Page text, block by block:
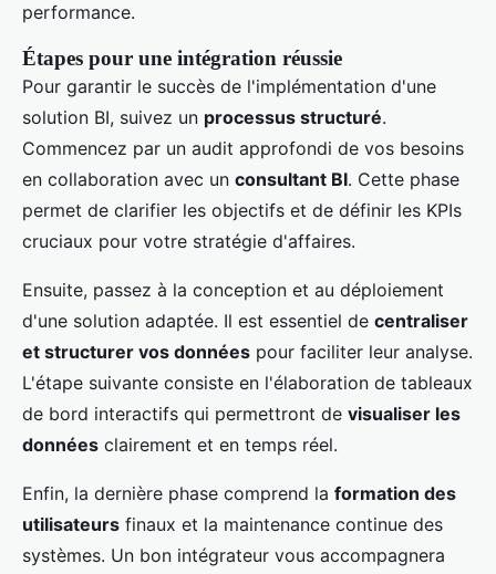
performance.
Étapes pour une intégration réussie
Pour garantir le succès de l'implémentation d'une
solution BI, suivez un processus structuré.
Commencez par un audit approfondi de vos besoins
en collaboration avec un consultant BI. Cette phase
permet de clarifier les objectifs et de définir les KPIs
cruciaux pour votre stratégie d'affaires.
Ensuite, passez à la conception et au déploiement
d'une solution adaptée. Il est essentiel de centraliser
et structurer vos données pour faciliter leur analyse.
L'étape suivante consiste en l'élaboration de tableaux
de bord interactifs qui permettront de visualiser les
données clairement et en temps réel.
Enfin, la dernière phase comprend la formation des
utilisateurs finaux et la maintenance continue des
systèmes. Un bon intégrateur vous accompagnera